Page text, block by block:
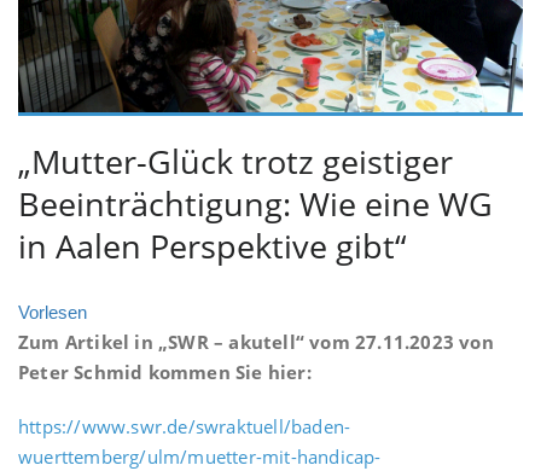
„Mutter-Glück trotz geistiger
Beeinträchtigung: Wie eine WG
in Aalen Perspektive gibt“
Vorlesen
Zum Artikel in „SWR – akutell“ vom 27.11.2023 von
Peter Schmid kommen Sie hier:
https://www.swr.de/swraktuell/baden-
wuerttemberg/ulm/muetter-mit-handicap-